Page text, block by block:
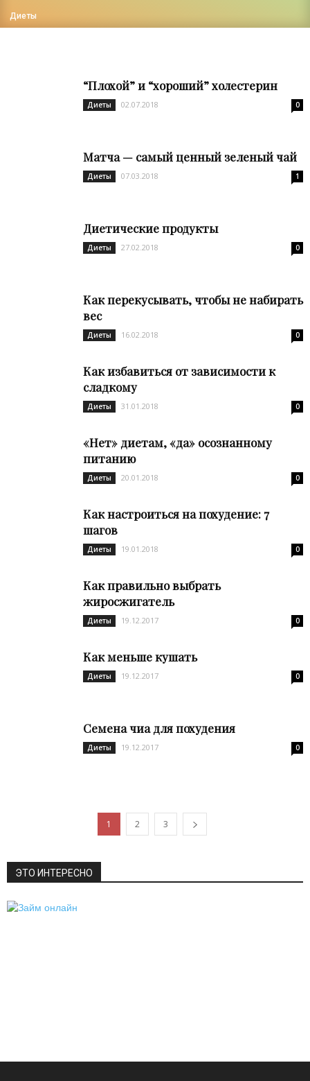
Диеты
“Плохой” и “хороший” холестерин
Диеты 02.07.2018 0
Матча — самый ценный зеленый чай
Диеты 07.03.2018 1
Диетические продукты
Диеты 27.02.2018 0
Как перекусывать, чтобы не набирать
вес
Диеты 16.02.2018 0
Как избавиться от зависимости к
сладкому
Диеты 31.01.2018 0
«Нет» диетам, «да» осознанному
питанию
Диеты 20.01.2018 0
Как настроиться на похудение: 7
шагов
Диеты 19.01.2018 0
Как правильно выбрать
жиросжигатель
Диеты 19.12.2017 0
Как меньше кушать
Диеты 19.12.2017 0
Семена чиа для похудения
Диеты 19.12.2017 0
1 2 3
ЭТО ИНТЕРЕСНО